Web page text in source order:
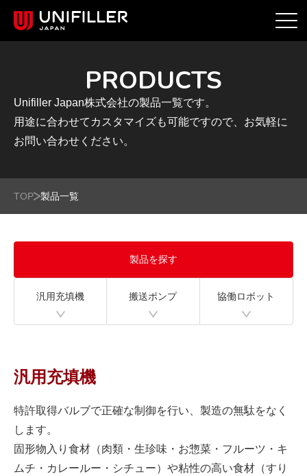
PRODUCTS
Unifiller Japan株式会社の製品一覧です。
用途に合わせてカスタマイズも可能ですので、お気軽に
お問い合わせください。
TOP 製品一覧
汎用充填機 搬送ポンプ 協働ロボット
製品を探す
汎用充填機
特許取得バルブで正確な制御を行い、製造の無駄をなく
します。
固形物入り食材（肉類・生珍味・お惣菜・フルーツ・キ
ムチ・カレールー・シチュー）や粘性の高い食材（すり